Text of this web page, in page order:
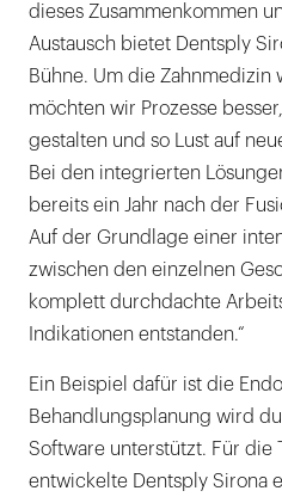
dieses Zusammenkommen
Austausch bietet Dentsply
Bühne. Um die Zahnmedizin
möchten wir Prozesse
gestalten und so Lust auf
Bei den integrierten
bereits ein Jahr nach der
Auf der Grundlage einer
zwischen den einzelnen
komplett durchdachte
Indikationen entstanden.“
Ein Beispiel dafür ist die
Behandlungsplanung wird
Software unterstützt. Für die
entwickelte Dentsply Sirona